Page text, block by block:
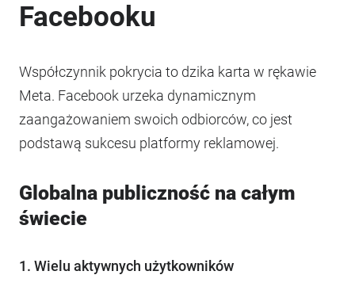
Facebooku
Współczynnik pokrycia to dzika karta w rękawie
Meta. Facebook urzeka dynamicznym
zaangażowaniem swoich odbiorców, co jest
podstawą sukcesu platformy reklamowej.
Globalna publiczność na całym
świecie
1. Wielu aktywnych użytkowników